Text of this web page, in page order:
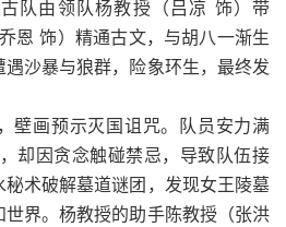
队由领队杨教授（吕凉 饰）带
恩 饰）精通古文，与胡八一渐生
沙暴与狼群，险象环生，最终发
壁画预示灭国诅咒。队员安力满
却因贪念触碰禁忌，导致队伍接
术破解墓道谜团，发现女王陵墓
界。杨教授的助手陈教授（张洪